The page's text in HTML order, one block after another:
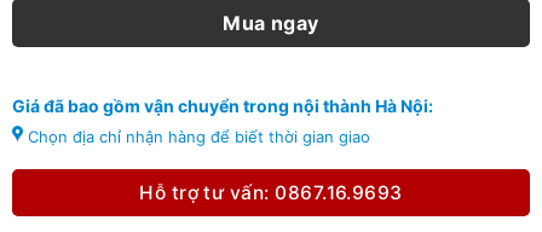
Mua ngay
Giá đã bao gồm vận chuyển trong nội thành Hà Nội:
Chọn địa chỉ nhận hàng để biết thời gian giao
Hỗ trợ tư vấn: 0867.16.9693